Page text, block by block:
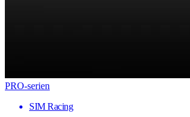
PRO-serien
SIM Racing